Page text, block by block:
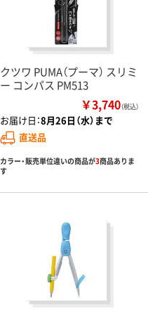
クツワ PUMA（プーマ） スリミ
ー コンパス PM513
￥3,740（税込）
お届け日：8月26日（水）まで
直送品
カラー・販売単位違いの商品が3商品ありま
す